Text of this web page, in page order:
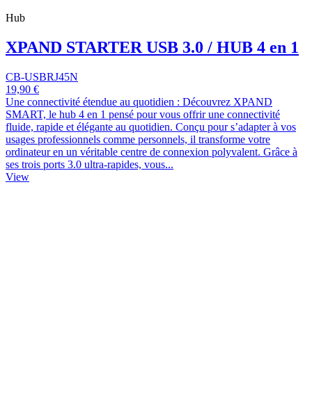
Hub
XPAND STARTER USB 3.0 / HUB 4 en 1
CB-USBRJ45N
19,90 €
Une connectivité étendue au quotidien : Découvrez XPAND
SMART, le hub 4 en 1 pensé pour vous offrir une connectivité
fluide, rapide et élégante au quotidien. Conçu pour s’adapter à vos
usages professionnels comme personnels, il transforme votre
ordinateur en un véritable centre de connexion polyvalent. Grâce à
ses trois ports 3.0 ultra-rapides, vous...
View